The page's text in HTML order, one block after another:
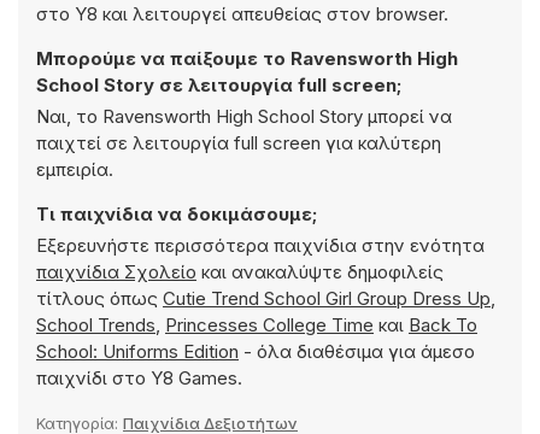
στο Y8 και λειτουργεί απευθείας στον browser.
Μπορούμε να παίξουμε το Ravensworth High
School Story σε λειτουργία full screen;
Ναι, το Ravensworth High School Story μπορεί να
παιχτεί σε λειτουργία full screen για καλύτερη
εμπειρία.
Τι παιχνίδια να δοκιμάσουμε;
Εξερευνήστε περισσότερα παιχνίδια στην ενότητα
παιχνίδια Σχολείο και ανακαλύψτε δημοφιλείς
τίτλους όπως Cutie Trend School Girl Group Dress Up,
School Trends, Princesses College Time και Back To
School: Uniforms Edition - όλα διαθέσιμα για άμεσο
παιχνίδι στο Y8 Games.
Κατηγορία: Παιχνίδια Δεξιοτήτων